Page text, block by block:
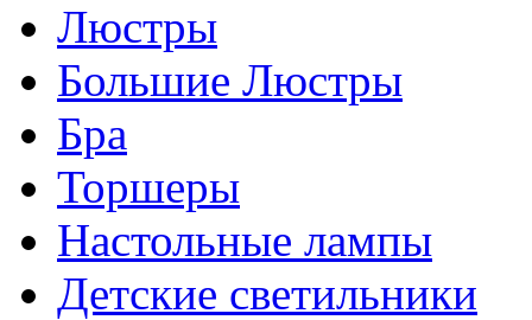
Люстры
Большие Люстры
Бра
Торшеры
Настольные лампы
Детские светильники